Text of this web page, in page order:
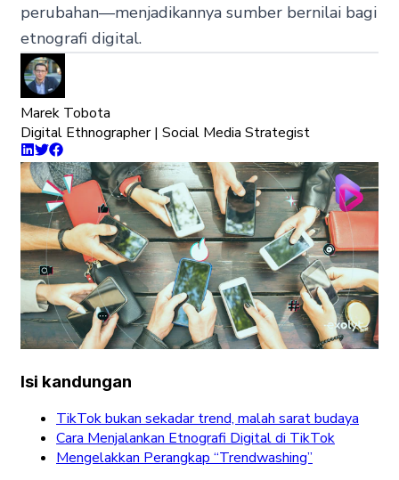
perubahan—menjadikannya sumber bernilai bagi
etnografi digital.
Marek Tobota
Digital Ethnographer | Social Media Strategist
Isi kandungan
TikTok bukan sekadar trend, malah sarat budaya
Cara Menjalankan Etnografi Digital di TikTok
Mengelakkan Perangkap “Trendwashing”